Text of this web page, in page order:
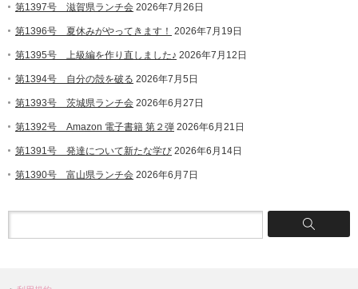
第1397号 滋賀県ランチ会 2026年7月26日
第1396号 夏休みがやってきます！ 2026年7月19日
第1395号 上級編を作り直しました♪ 2026年7月12日
第1394号 自分の殻を破る 2026年7月5日
第1393号 茨城県ランチ会 2026年6月27日
第1392号 Amazon 電子書籍 第２弾 2026年6月21日
第1391号 発達について新たな学び 2026年6月14日
第1390号 富山県ランチ会 2026年6月7日